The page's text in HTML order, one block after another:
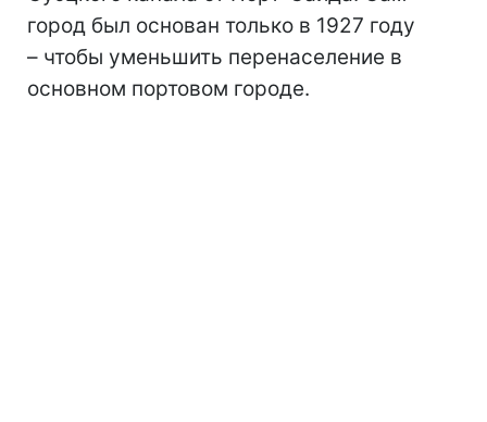
город был основан только в 1927 году
– чтобы уменьшить перенаселение в
основном портовом городе.